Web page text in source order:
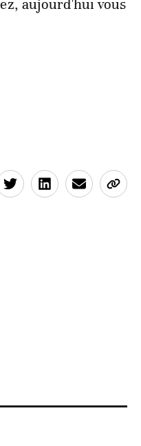
aujourd'hui vous